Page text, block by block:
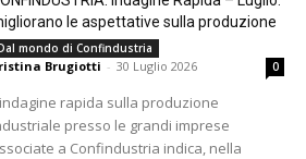
le aspettative sulla produzione
mondo di Confindustria
Brugiotti - 30 Luglio 2026 0
rapida sulla produzione
presso le grandi imprese
a Confindustria indica, nella